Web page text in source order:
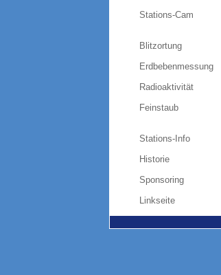
Stations-Cam
Blitzortung
Erdbebenmessung
Radioaktivität
Feinstaub
Stations-Info
Historie
Sponsoring
Linkseite